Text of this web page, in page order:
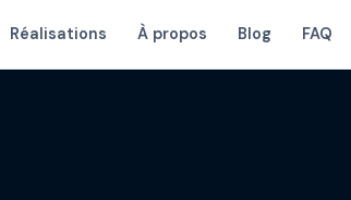
Réalisations À propos Blog FAQ